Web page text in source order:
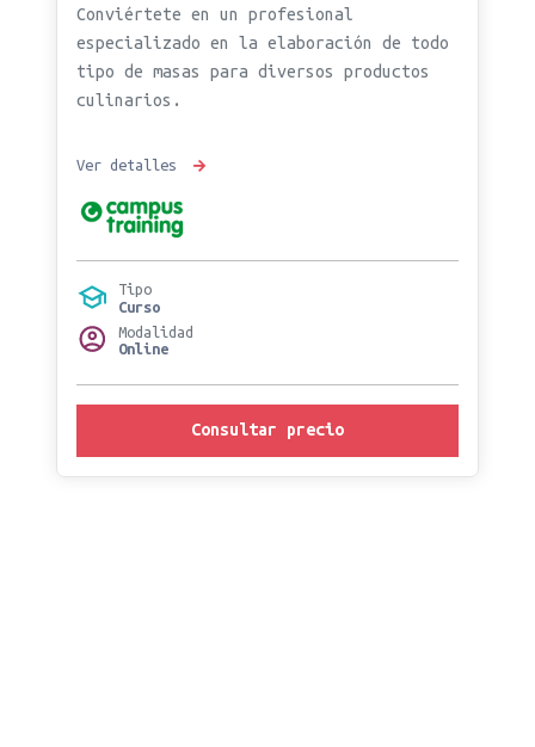
Conviértete en un profesional
especializado en la elaboración de todo
tipo de masas para diversos productos
culinarios.
Ver detalles
Tipo
Curso
Modalidad
Online
Consultar precio